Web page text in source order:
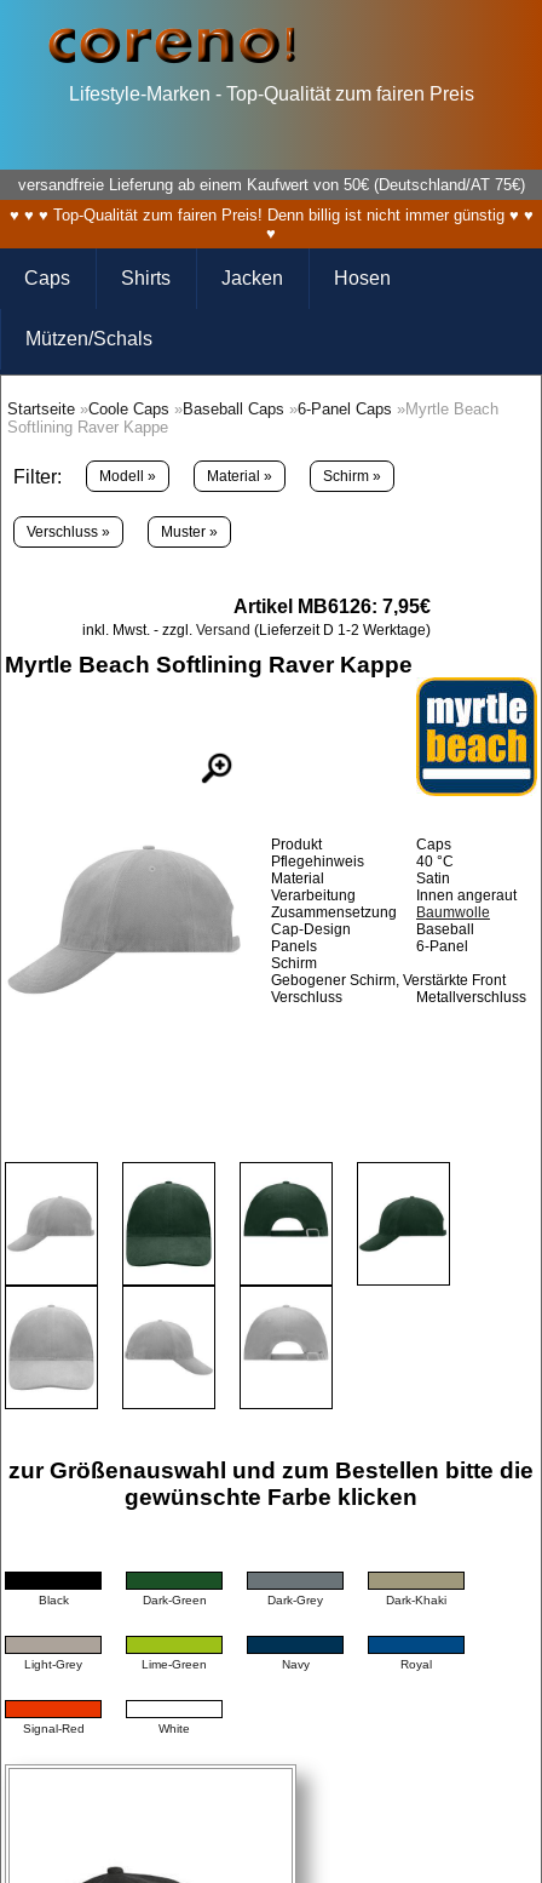
Lifestyle-Marken - Top-Qualität zum fairen Preis
versandfreie Lieferung ab einem Kaufwert von 50€ (Deutschland/AT 75€)
♥ ♥ ♥ Top-Qualität zum fairen Preis! Denn billig ist nicht immer günstig ♥ ♥
♥
Caps Shirts Jacken Hosen
Mützen/Schals
Startseite »Coole Caps »Baseball Caps »6-Panel Caps »Myrtle Beach
Softlining Raver Kappe
Filter: Modell » Material » Schirm »
Verschluss » Muster »
Artikel MB6126: 7,95€
inkl. Mwst. - zzgl. Versand (Lieferzeit D 1-2 Werktage)
Myrtle Beach Softlining Raver Kappe
Produkt
Caps
Pflegehinweis
40 °C
Material
Satin
Verarbeitung
Innen angeraut
Zusammensetzung
Baumwolle
Cap-Design
Baseball
Panels
6-Panel
Schirm
Gebogener Schirm, Verstärkte Front
Verschluss
Metallverschluss
zur Größenauswahl und zum Bestellen bitte die
gewünschte Farbe klicken
Black Dark-Green Dark-Grey Dark-Khaki
Light-Grey Lime-Green Navy Royal
Signal-Red White